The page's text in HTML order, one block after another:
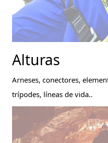
Alturas
Arneses, conectores,
trípodes, líneas de vida..